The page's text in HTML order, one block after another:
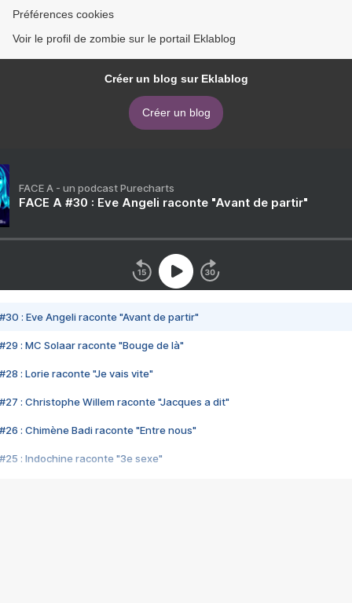
Préférences cookies
Voir le profil de zombie sur le portail Eklablog
Créer un blog sur Eklablog
Créer un blog
FACE A - un podcast Purecharts
FACE A #30 : Eve Angeli raconte "Avant de partir"
#30 : Eve Angeli raconte "Avant de partir"
#29 : MC Solaar raconte "Bouge de là"
#28 : Lorie raconte "Je vais vite"
#27 : Christophe Willem raconte "Jacques a dit"
#26 : Chimène Badi raconte "Entre nous"
#25 : Indochine raconte "3e sexe"